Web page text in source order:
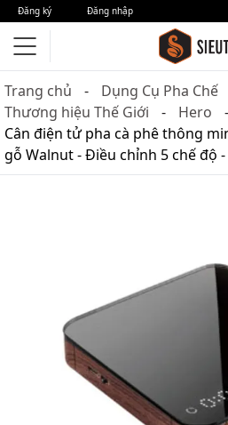
Đăng ký Đăng nhập
Trang chủ
Dụng Cụ Pha Chế
Thương hiệu Thế Giới
Hero
Cân điện tử pha cà phê thông
gỗ Walnut - Điều chỉnh 5 chế độ -